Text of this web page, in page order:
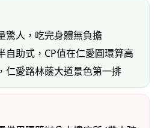
驚人，吃完身體無負擔
自助式，CP值在仁愛圓環算高
仁愛路林蔭大道景色第一排